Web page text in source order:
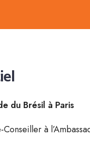
du Brésil à Paris
à